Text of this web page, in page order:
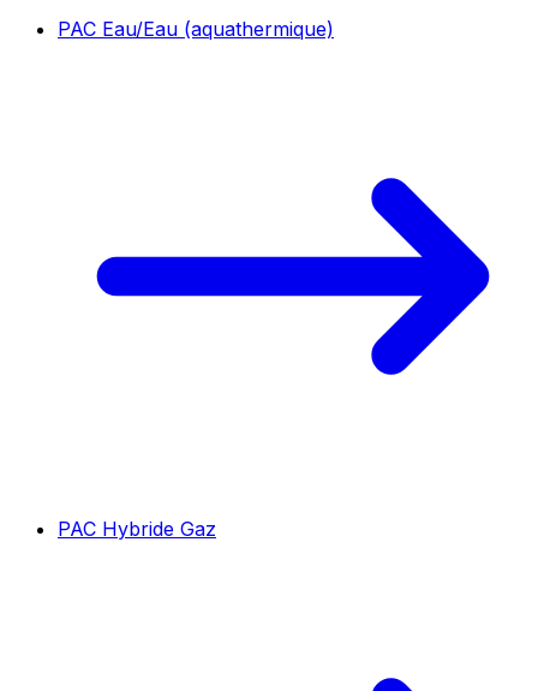
PAC Eau/Eau (aquathermique)
PAC Hybride Gaz